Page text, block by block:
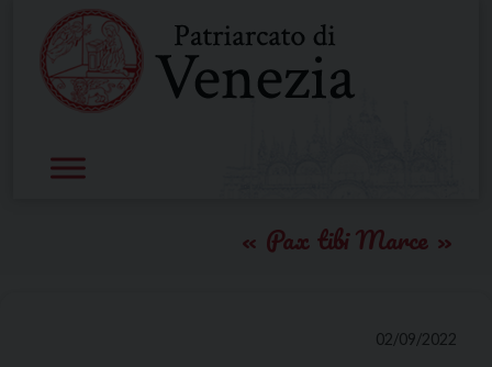
content
Pax tibi Marce
02/09/2022